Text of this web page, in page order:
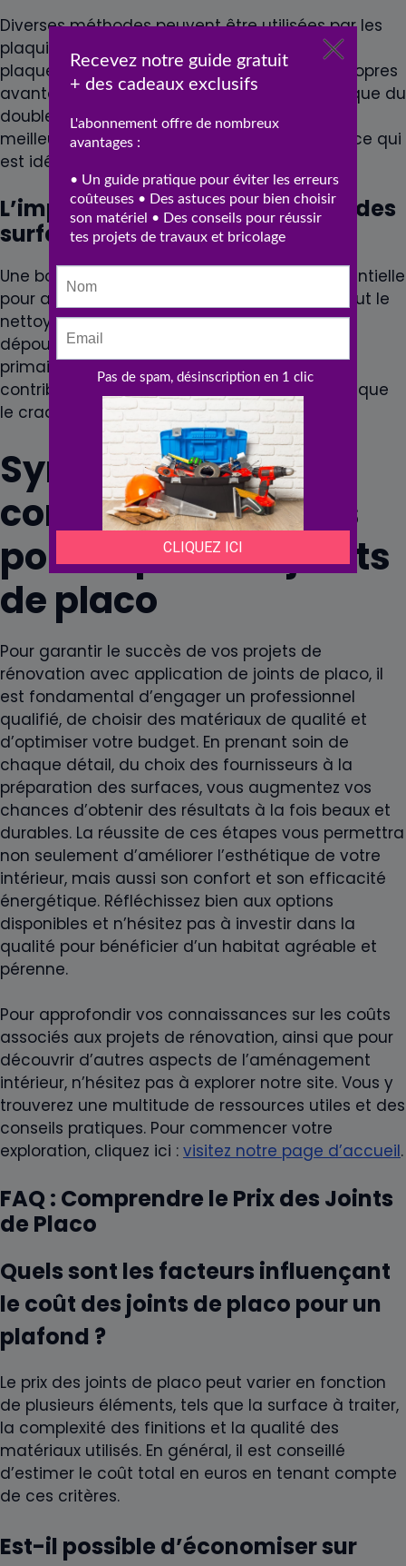
Diverses méthodes peuvent être utilisées par les
plaquistes pour appliquer les joints entre les
plaques de plâtre. Chaque méthode a ses propres
avantages, selon letyped’oeuvre
. La technique du
double encollage, par exemple, garantit une
meilleure adhésion et une surface plus lisse, ce qui
est idéal pour les pièces à forte visibilité.
L’importance de la préparation des
surfaces avant jointure
Une bonne préparation des surfaces est essentielle
pour assurer l’adhérence des
. Cela inclut le
nettoyage des bords desplaques, le
dépoussiérage et parfois l’application d’une
primaire spécifique. Ces étapes préliminaires
contribuent à éviter les problèmes futurs tels que
le craquelage ou le décollement des joints.
Synthèse des
considérations clés
pour la pose de joints
de placo
Pour garantir le succès de vos projets de
rénovation avec application de joints de placo, il
est fondamental d’engager un professionnel
qualifié, de choisir des matériaux de qualité et
d’optimiser votre budget. En prenant soin de
chaque détail, du choix des fournisseurs à la
préparation des surfaces, vous augmentez vos
chances d’obtenir des résultats à la fois beaux et
durables. La réussite de ces étapes vous permettra
non seulement d’améliorer l’esthétique de votre
intérieur, mais aussi son confort et son efficacité
énergétique. Réfléchissez bien aux options
disponibles et n’hésitez pas à investir dans la
qualité pour bénéficier d’un habitat agréable et
pérenne.
Pour approfondir vos connaissances sur les coûts
associés aux projets de rénovation, ainsi que pour
découvrir d’autres aspects de l’aménagement
intérieur, n’hésitez pas à explorer notre site. Vous y
trouverez une multitude de ressources utiles et des
conseils pratiques. Pour commencer votre
exploration, cliquez ici : visitez notre page d’accueil.
FAQ : Comprendre le Prix des Joints
de Placo
Quels sont les facteurs influençant
le coût des joints de placo pour un
plafond ?
Le prix des joints de placo peut varier en fonction
de plusieurs éléments, tels que la surface à traiter,
la complexité des finitions et la qualité des
matériaux utilisés. En général, il est conseillé
d’estimer le coût total en euros en tenant compte
de ces critères.
Est-il possible d’économiser sur